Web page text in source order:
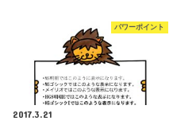
パワーポイント
2017.3.21